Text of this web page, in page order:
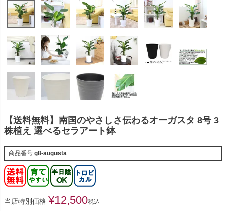
【送料無料】南国のやさしさ伝わるオーガスタ 8号 3
株植え 選べるセラアート鉢
商品番号 g8-augusta
当店特別価格 ¥12,500税込